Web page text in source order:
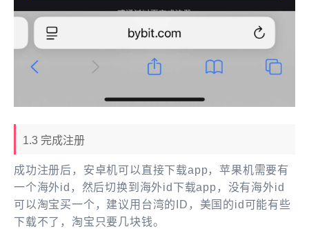
1.3 完成注册
成功注册后，安卓机可以直接下载app，苹果机需要有
一个海外id，然后切换到海外id下载app，没有海外id
可以淘宝买一个，建议用台湾的ID，美国的id可能有些
下载不了，淘宝只要几块钱。